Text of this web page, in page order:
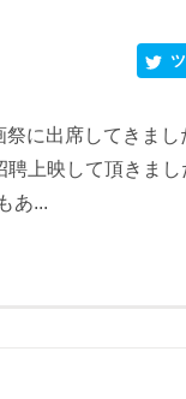
に出席してきまし
聘上映して頂きま
あ...